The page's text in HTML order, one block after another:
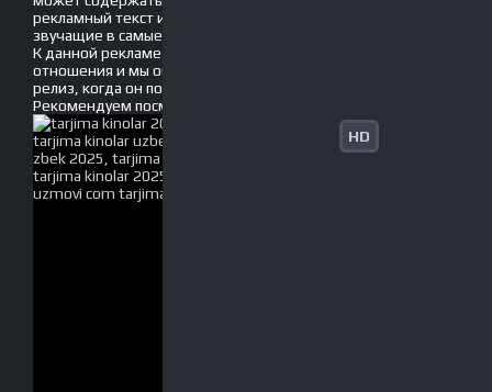
рекламный текст и голосовые вставки, громко
звучащие в самые неподходящие моменты.
К данной рекламе мы не имеем никакого
отношения и мы обязательно обновим данный
релиз, когда он появится без рекламы!
Рекомендуем посмотреть
HD